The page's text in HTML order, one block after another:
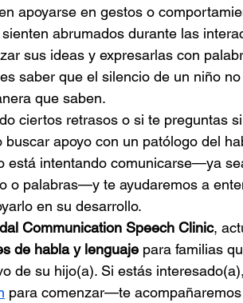
apoyarse en gestos o
abrumados durante las
sus ideas y expresarlas con
saber que el silencio de un niño
que saben.
ciertos retrasos o si te preguntas
buscar apoyo con un patólogo del
está intentando comunicarse—ya
o palabras—y te ayudaremos a
en su desarrollo.
Communication Speech Clinic,
de habla y lenguaje para familias
de su hijo(a). Si estás
para comenzar—te